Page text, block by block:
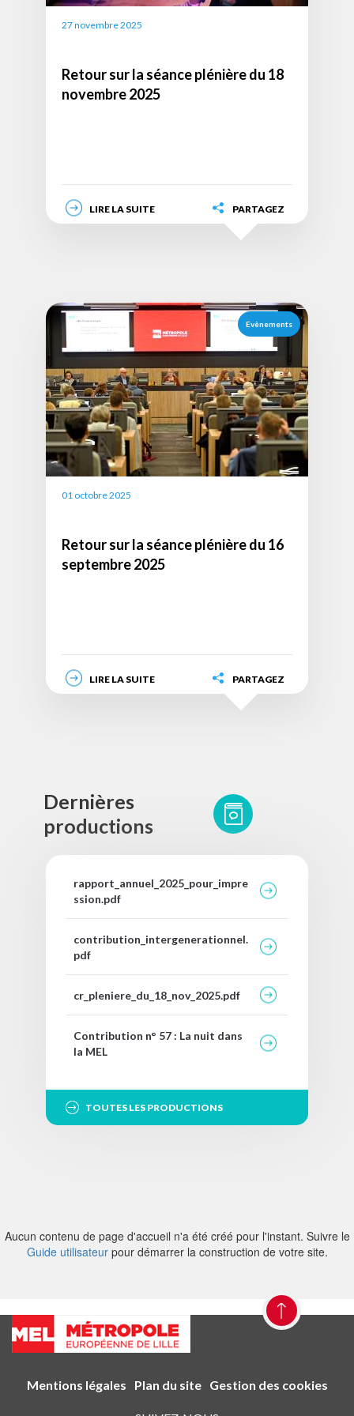
27 novembre 2025
Retour sur la séance plénière du 18
novembre 2025
LIRE LA SUITE PARTAGEZ
Visuel
de
l'actualité
(332
x
225px)
Image
Evènements
01 octobre 2025
Retour sur la séance plénière du 16
septembre 2025
LIRE LA SUITE PARTAGEZ
Dernières
productions
Fichier
rapport_annuel_2025_pour_impre
ssion.pdf
Fichier
contribution_intergenerationnel.
pdf
Fichier
cr_pleniere_du_18_nov_2025.pdf
Fichier
Contribution n° 57 : La nuit dans
la MEL
TOUTES LES PRODUCTIONS
Aucun contenu de page d'accueil n'a été créé pour l'instant. Suivre le
Guide utilisateurpour démarrer la construction de votre site.
Mentions légales Plan du site Gestion des cookies